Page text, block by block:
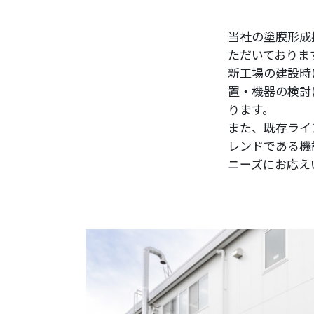
取扱品目
商品紹介
グローバル
塗装トラブルと対策
OLDAS（オルダス）の
当社の塗膜形
ただいておりま
新工場の建設
置・機器の検
ります。
また、既存ラ
レンドである
ニーズにお応